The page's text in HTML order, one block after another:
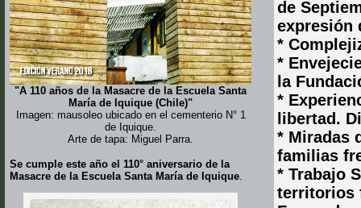
"A 110 años de la Masacre de la Escuela Santa
María de Iquique (Chile)"
Imagen: mausoleo ubicado en el cementerio N° 1
de Iquique.
Arte de tapa: Miguel Parra.
Se cumple este año el 110° aniversario de la
Masacre de la Escuela Santa María de Iquique.
de
expresión
*
*
la
*
libertad.
* Miradas
familias
* Trabajo
territorios